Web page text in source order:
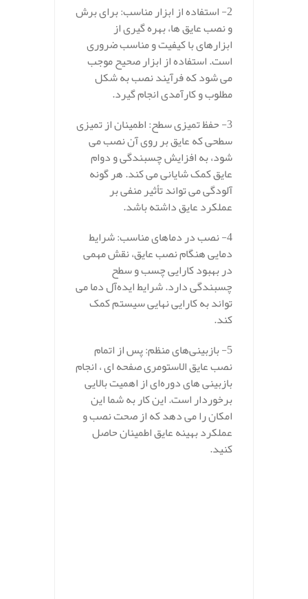
2- استفاده از ابزار مناسب: برای برش
و نصب عایق‌ ها، بهره‌ گیری از
ابزارهای با کیفیت و مناسب ضروری
است. استفاده از ابزار صحیح موجب
می‌ شود که فرآیند نصب به شکل
مطلوب و کارآمدی انجام گیرد.
3- حفظ تمیزی سطح: اطمینان از تمیزی
سطحی که عایق بر روی آن نصب می‌
شود، به افزایش چسبندگی و دوام
عایق کمک شایانی می‌ کند. هر گونه
آلودگی می‌ تواند تأثیر منفی بر
عملکرد عایق داشته باشد.
4- نصب در دماهای مناسب: شرایط
دمایی هنگام نصب عایق، نقش مهمی
در بهبود کارایی چسب و سطح
چسبندگی دارد. شرایط ایده‌آل دما می‌
تواند به کارایی نهایی سیستم کمک
کند.
5- بازبینی‌های منظم: پس از اتمام
نصب عایق الاستومری صفحه ای ، انجام
بازبینی‌ های دوره‌ای از اهمیت بالایی
برخوردار است. این کار به شما این
امکان را می‌ دهد که از صحت نصب و
عملکرد بهینه عایق اطمینان حاصل
کنید.